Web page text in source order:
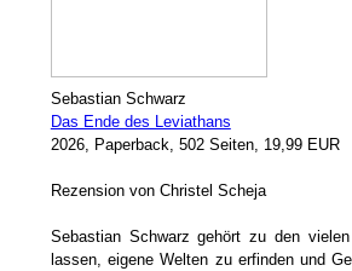
Sebastian Schwarz
Das Ende des Leviathans
2026, Paperback, 502 Seiten, 19,99 EUR
Rezension von Christel Scheja
Sebastian Schwarz gehört zu den
lassen, eigene Welten zu erfinden und